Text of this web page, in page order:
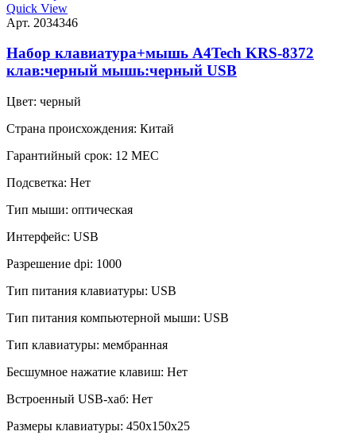
Quick View
Арт. 2034346
Набор клавиатура+мышь A4Tech KRS-8372
клав:черный мышь:черный USB
Цвет: черный
Страна происхождения: Китай
Гарантийный срок: 12 МЕС
Подсветка: Нет
Тип мыши: оптическая
Интерфейс: USB
Разрешение dpi: 1000
Тип питания клавиатуры: USB
Тип питания компьютерной мыши: USB
Тип клавиатуры: мембранная
Бесшумное нажатие клавиш: Нет
Встроенный USB-хаб: Нет
Размеры клавиатуры: 450x150x25